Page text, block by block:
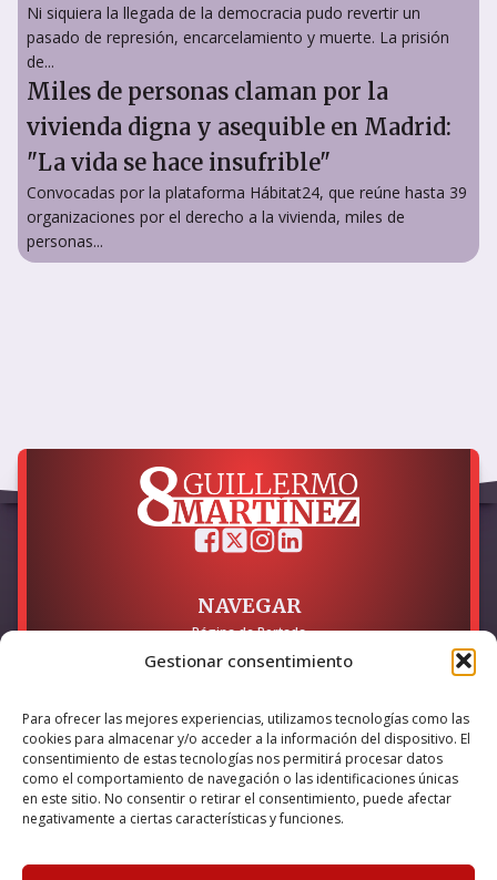
Gestionar consentimiento
Para ofrecer las mejores experiencias, utilizamos tecnologías como las
cookies para almacenar y/o acceder a la información del dispositivo. El
consentimiento de estas tecnologías nos permitirá procesar datos
como el comportamiento de navegación o las identificaciones únicas
en este sitio. No consentir o retirar el consentimiento, puede afectar
negativamente a ciertas características y funciones.
Ni siquiera la llegada de la democracia pudo revertir un
pasado de represión, encarcelamiento y muerte. La prisión
de...
Miles de personas claman por la
vivienda digna y asequible en Madrid:
"La vida se hace insufrible"
Convocadas por la plataforma Hábitat24, que reúne hasta 39
organizaciones por el derecho a la vivienda, miles de
personas...
NAVEGAR
Página de Portada
LEGAL
Política de Privacidad
Política de Cookies
Accesibilidad
Esta empresa ha sido beneficiaria del bono Kit Digital y lo ha
internet, financiado por la Unión Europea – NextGeneration EU